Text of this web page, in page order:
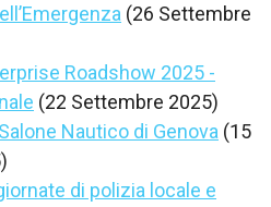
(26 Settembre
Roadshow 2025 -
(22 Settembre 2025)
Nautico di Genova (15
di polizia locale e